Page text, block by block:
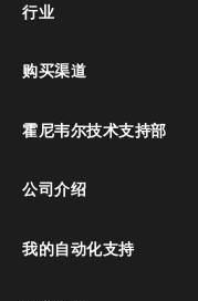
行业
购买渠道
霍尼韦尔技术支持部
公司介绍
我的自动化支持